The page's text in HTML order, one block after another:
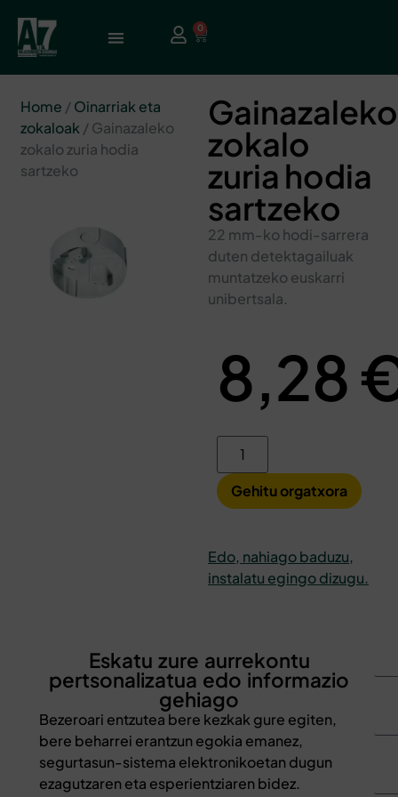
0
Home /Oinarriak eta
zokaloak / Gainazaleko
zokalo zuria hodia
sartzeko
Gainazaleko
zokalo
zuria hodia
sartzeko
22 mm-ko hodi-sarrera
duten detektagailuak
muntatzeko euskarri
unibertsala.
8,28
Gehitu orgatxora
Edo, nahiago baduzu,
instalatu egingo dizugu.
Eskatu zure aurrekontu
pertsonalizatua edo informazio
gehiago
Bezeroari entzutea bere kezkak gure egiten,
bere beharrei erantzun egokia emanez,
segurtasun-sistema elektronikoetan dugun
ezagutzaren eta esperientziaren bidez.